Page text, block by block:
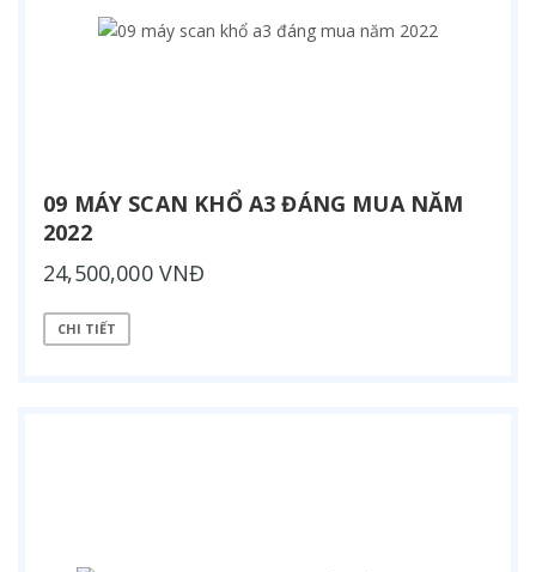
09 MÁY SCAN KHỔ A3 ĐÁNG MUA NĂM
2022
24,500,000 VNĐ
CHI TIẾT